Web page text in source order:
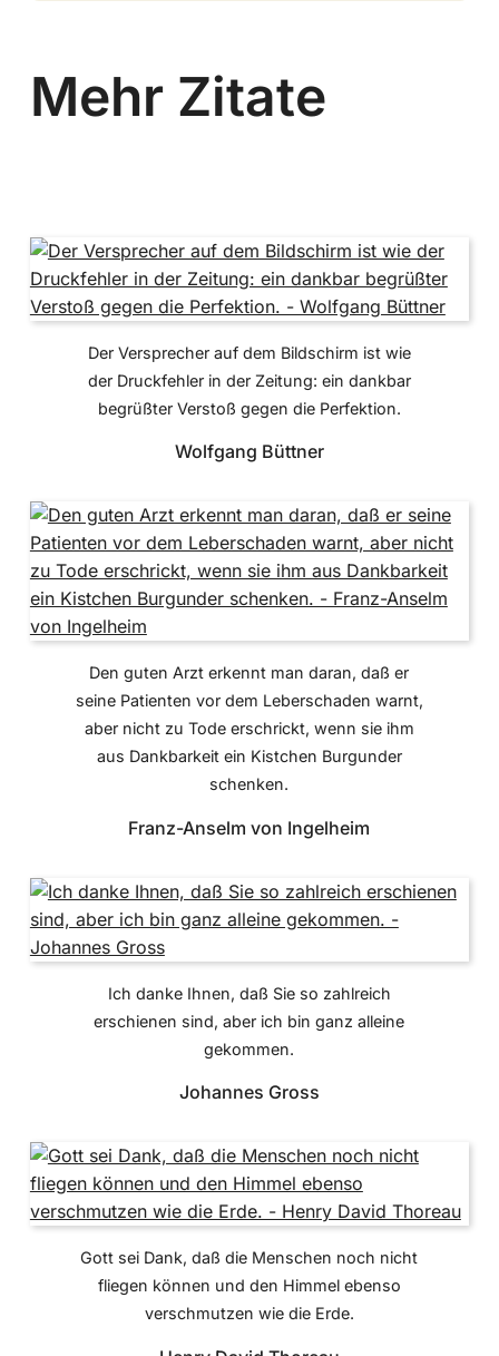
Mehr Zitate
Der Versprecher auf dem Bildschirm ist wie
der Druckfehler in der Zeitung: ein dankbar
begrüßter Verstoß gegen die Perfektion.
Wolfgang Büttner
Den guten Arzt erkennt man daran, daß er
seine Patienten vor dem Leberschaden warnt,
aber nicht zu Tode erschrickt, wenn sie ihm
aus Dankbarkeit ein Kistchen Burgunder
schenken.
Franz-Anselm von Ingelheim
Ich danke Ihnen, daß Sie so zahlreich
erschienen sind, aber ich bin ganz alleine
gekommen.
Johannes Gross
Gott sei Dank, daß die Menschen noch nicht
fliegen können und den Himmel ebenso
verschmutzen wie die Erde.